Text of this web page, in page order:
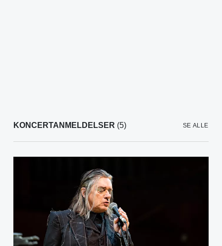
KONCERTANMELDELSER (5) SE ALLE